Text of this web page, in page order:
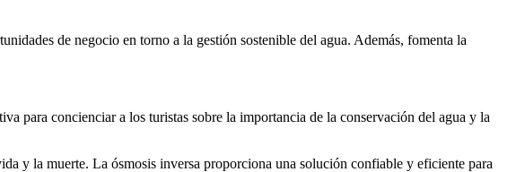
de negocio en torno a la gestión sostenible del agua. Además, fomenta la
para concienciar a los turistas sobre la importancia de la conservación del agua y la
y la muerte. La ósmosis inversa proporciona una solución confiable y eficiente para